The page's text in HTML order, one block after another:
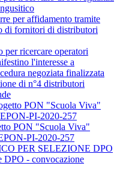
per affidamento tramite
di fornitori di distributori
per ricercare operatori
l'interesse a
negoziata finalizzata
di n°4 distributori
PON "Scuola Viva"
PI-2020-257
PON "Scuola Viva"
PI-2020-257
PER SELEZIONE DPO
DPO - convocazione